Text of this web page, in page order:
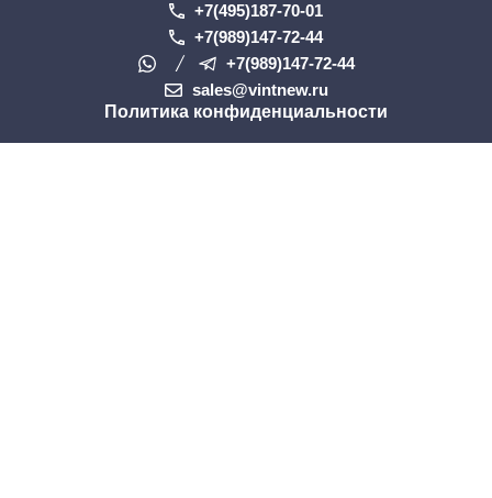
+7(495)187-70-01
+7(989)147-72-44
+7(989)147-72-44
sales@vintnew.ru
Политика конфиденциальности